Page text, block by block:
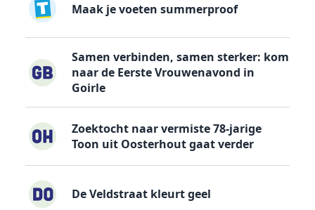
Maak je voeten summerproof
Samen verbinden, samen sterker: kom
naar de Eerste Vrouwenavond in
Goirle
Zoektocht naar vermiste 78-jarige
Toon uit Oosterhout gaat verder
De Veldstraat kleurt geel